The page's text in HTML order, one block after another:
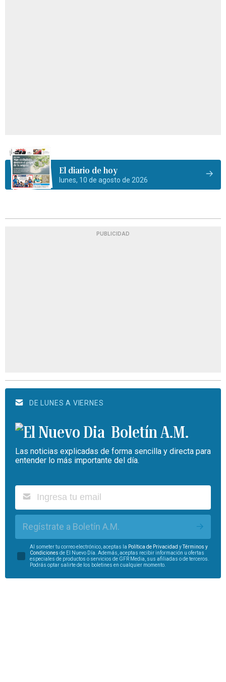
El diario de hoy
lunes, 10 de agosto de 2026
PUBLICIDAD
DE LUNES A VIERNES
Boletín A.M.
Las noticias explicadas de forma sencilla y directa para
entender lo más importante del día.
Regístrate a Boletín A.M.
Al someter tu correo electrónico, aceptas la Política de Privacidad yTérminos y
Condiciones de El Nuevo Día. Además, aceptas recibir información u ofertas
especiales de productos o servicios de GFR Media, sus afiliadas o de terceros.
Podrás optar salirte de los boletines en cualquier momento.